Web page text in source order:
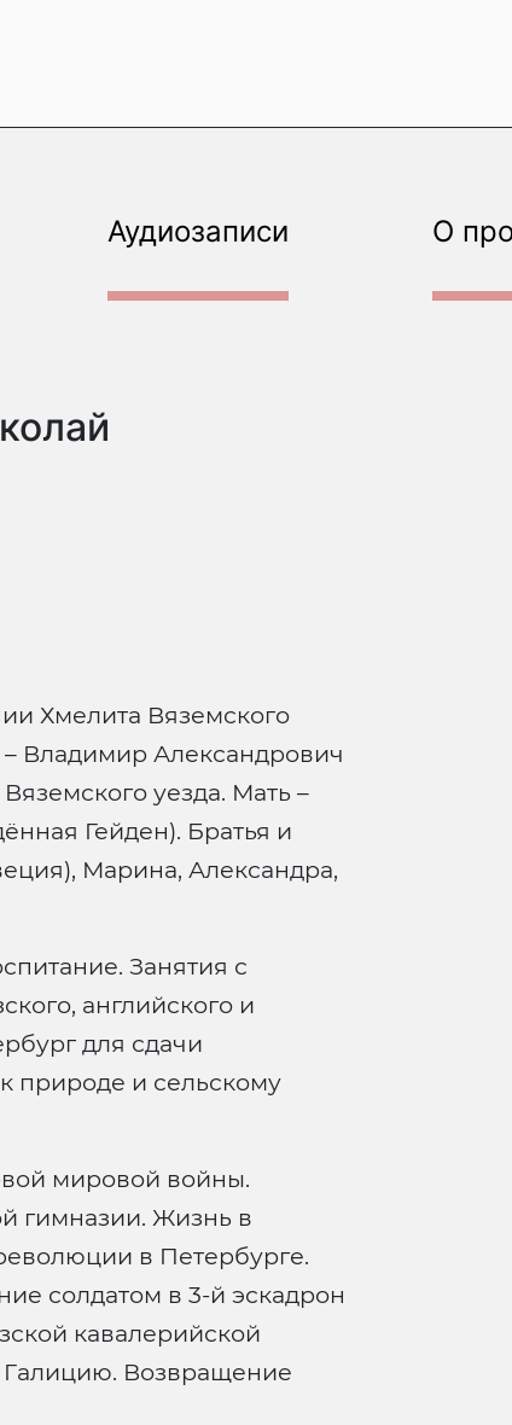
Аудиозаписи О
Хмелита Вяземского
Владимир Александрович
уезда. Мать –
Гейден). Братья и
Марина, Александра,
Занятия с
английского и
для сдачи
природе и сельскому
мировой войны.
гимназии. Жизнь в
в Петербурге.
солдатом в 3-й эскадрон
кавалерийской
Галицию. Возвращение